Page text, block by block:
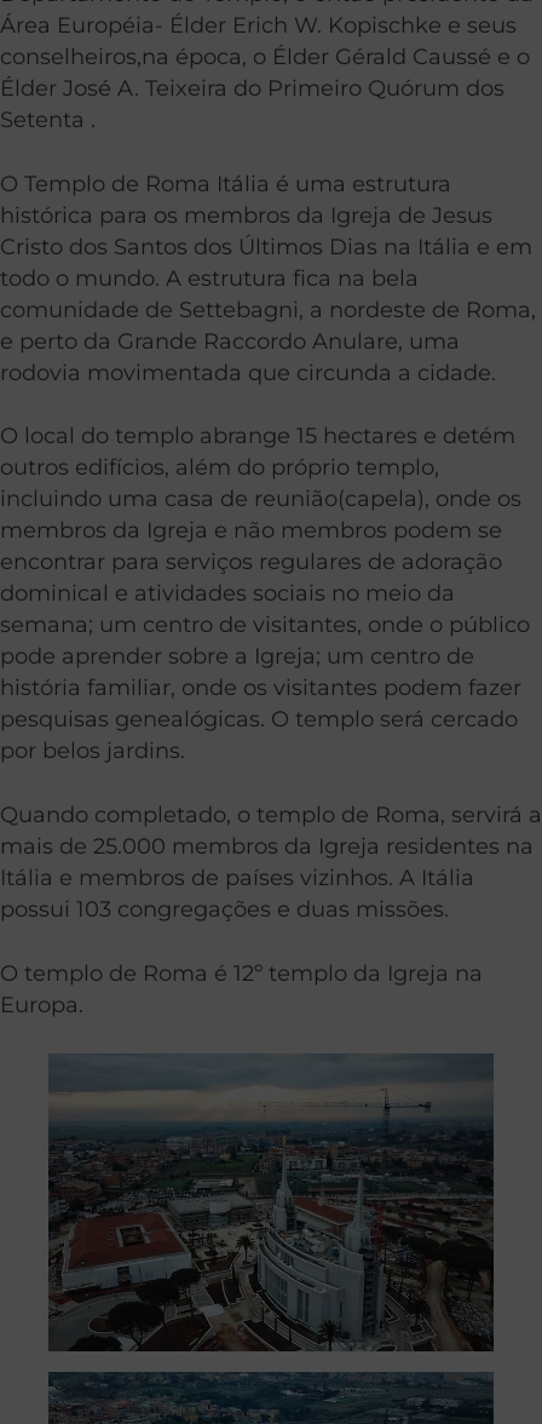
Área Européia- Élder Erich W. Kopischke e seus
conselheiros,na época, o Élder Gérald Caussé e o
Élder José A. Teixeira do Primeiro Quórum dos
Setenta .
O Templo de Roma Itália é uma estrutura
histórica para os membros da Igreja de Jesus
Cristo dos Santos dos Últimos Dias na Itália e em
todo o mundo. A estrutura fica na bela
comunidade de Settebagni, a nordeste de Roma,
e perto da Grande Raccordo Anulare, uma
rodovia movimentada que circunda a cidade.
O local do templo abrange 15 hectares e detém
outros edifícios, além do próprio templo,
incluindo uma casa de reunião(capela), onde os
membros da Igreja e não membros podem se
encontrar para serviços regulares de adoração
dominical e atividades sociais no meio da
semana; um centro de visitantes, onde o público
pode aprender sobre a Igreja; um centro de
história familiar, onde os visitantes podem fazer
pesquisas genealógicas. O templo será cercado
por belos jardins.
Quando completado, o templo de Roma, servirá a
mais de 25.000 membros da Igreja residentes na
Itália e membros de países vizinhos. A Itália
possui 103 congregações e duas missões.
O templo de Roma é 12º templo da Igreja na
Europa.